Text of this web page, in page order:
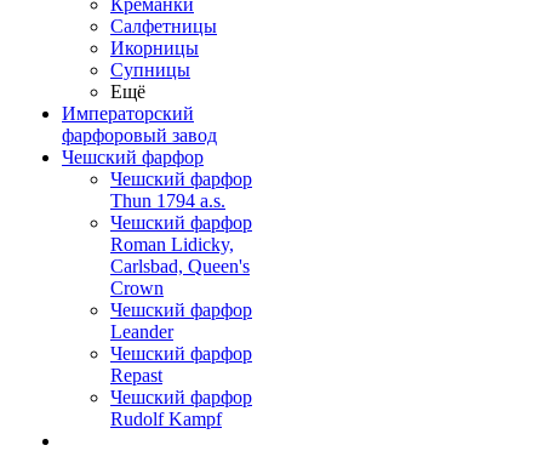
Креманки
Салфетницы
Икорницы
Супницы
Ещё
Императорский
фарфоровый завод
Чешский фарфор
Чешский фарфор
Thun 1794 a.s.
Чешский фарфор
Roman Lidicky,
Carlsbad, Queen's
Crown
Чешский фарфор
Leander
Чешский фарфор
Repast
Чешский фарфор
Rudolf Kampf